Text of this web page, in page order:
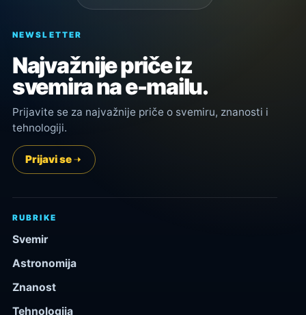
NEWSLETTER
Najvažnije priče iz
svemira na e-mailu.
Prijavite se za najvažnije priče o svemiru, znanosti i
tehnologiji.
Prijavi se
RUBRIKE
Svemir
Astronomija
Znanost
Tehnologija